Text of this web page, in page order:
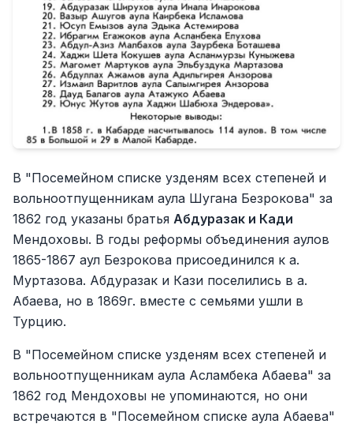
В "Посемейном списке узденям всех степеней и
вольноотпущенникам аула Шугана Безрокова" за
1862 год указаны братья Абдуразак и Кади
Мендоховы. В годы реформы объединения аулов
1865-1867 аул Безрокова присоединился к а.
Муртазова. Абдуразак и Кази поселились в а.
Абаева, но в 1869г. вместе с семьями ушли в
Турцию.
В "Посемейном списке узденям всех степеней и
вольноотпущенникам аула Асламбека Абаева" за
1862 год Мендоховы не упоминаются, но они
встречаются в "Посемейном списке аула Абаева"